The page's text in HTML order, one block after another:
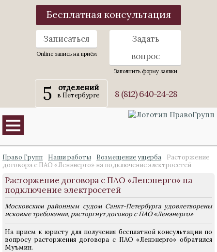
Бесплатная консультация
Записаться
Online запись на приём
Задать
вопрос
Заполнить форму заявки
5 отделений
в Петербурге 8 (812) 640-24-28
Право Групп Наши работы Возмещение ущерба
Расторжение
договора с ПАО «Ленэнерго» на подключение электросетей
Расторжение договора с ПАО «Ленэнерго» на
подключение электросетей
Московским районным судом Санкт-Петербурга удовлетворены
исковые требования, расторгнут договор с ПАО «Ленэнерго»
На прием к юристу для получения бесплатной консультации по
вопросу расторжения договора с ПАО «Ленэнерго» обратился
Муъмин.